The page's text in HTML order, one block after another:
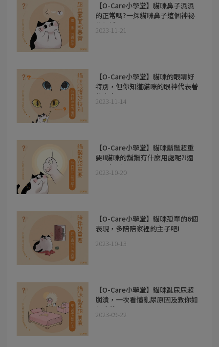
【O-Care小學堂】貓咪鼻子濕濕
的正常嗎?一探貓咪鼻子這個神祕
的領域!
2023-11-21
【O-Care小學堂】貓咪的眼睛好
特別，但你知道貓咪的眼神代表著
什麼意思嗎?
2023-11-14
【O-Care小學堂】貓咪鬍鬚超重
要!!貓咪的鬍鬚有什麼用處呢?!還
可以招財?!
2023-10-20
【O-Care小學堂】貓咪孤單的6個
表現，多陪陪家裡的主子吧!
2023-10-13
【O-Care小學堂】貓咪亂尿尿超
崩潰，一次看懂亂尿原因及教你如
何改善!!
2023-09-22